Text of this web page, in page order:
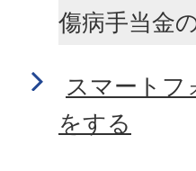
傷病手当金
スマートフ
をする